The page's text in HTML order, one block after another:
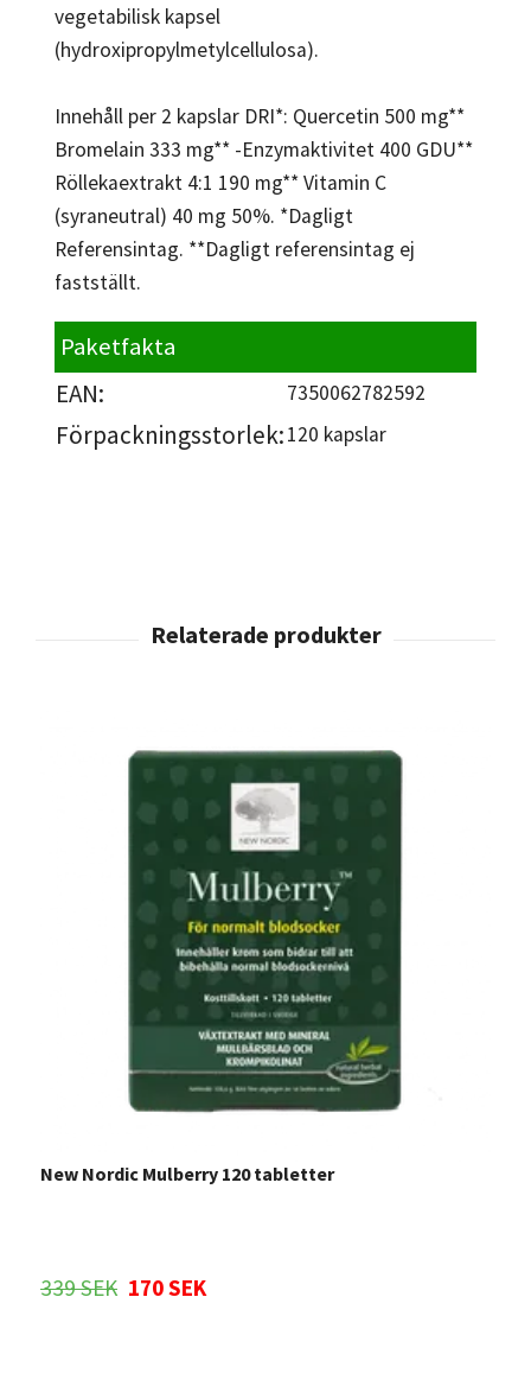
vegetabilisk kapsel
(hydroxipropylmetylcellulosa).
Innehåll per 2 kapslar DRI*: Quercetin 500 mg**
Bromelain 333 mg** -Enzymaktivitet 400 GDU**
Röllekaextrakt 4:1 190 mg** Vitamin C
(syraneutral) 40 mg 50%. *Dagligt
Referensintag. **Dagligt referensintag ej
fastställt.
Paketfakta
EAN: 7350062782592
Förpackningsstorlek:120 kapslar
New Nordic Mulberry 120 tabletter
339 SEK 170 SEK